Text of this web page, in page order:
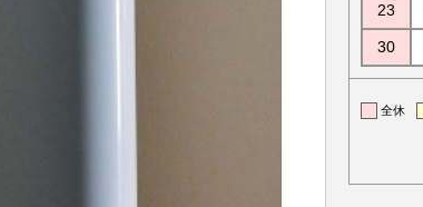
23
30
全休